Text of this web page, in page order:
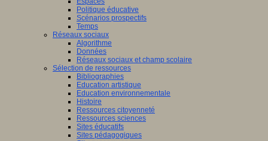
Politique éducative
Scénarios prospectifs
Temps
Réseaux sociaux
Algorithme
Données
Réseaux sociaux et champ scolaire
Sélection de ressources
Bibliographies
Education artistique
Education environnementale
Histoire
Ressources citoyenneté
Ressources sciences
Sites éducatifs
Sites pédagogiques